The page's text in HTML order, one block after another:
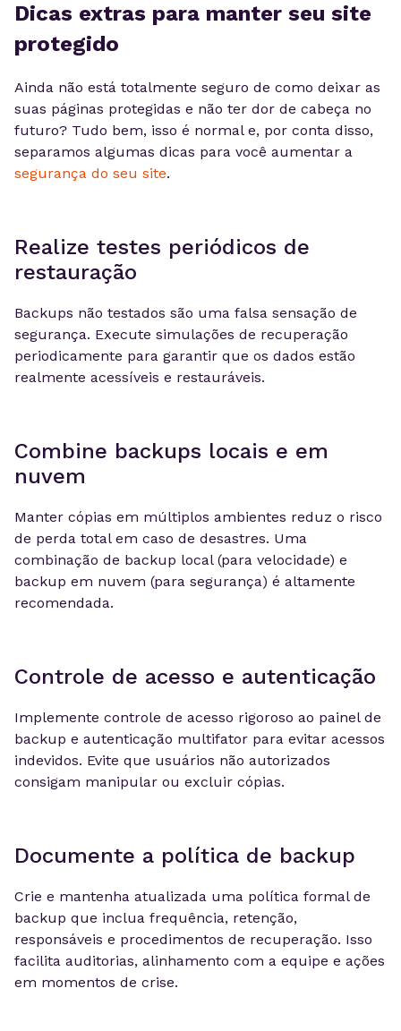
Dicas extras para manter seu site
protegido
Ainda não está totalmente seguro de como deixar as
suas páginas protegidas e não ter dor de cabeça no
futuro? Tudo bem, isso é normal e, por conta disso,
separamos algumas dicas para você aumentar a
segurança do seu site.
Realize testes periódicos de
restauração
Backups não testados são uma falsa sensação de
segurança. Execute simulações de recuperação
periodicamente para garantir que os dados estão
realmente acessíveis e restauráveis.
Combine backups locais e em
nuvem
Manter cópias em múltiplos ambientes reduz o risco
de perda total em caso de desastres. Uma
combinação de backup local (para velocidade) e
backup em nuvem (para segurança) é altamente
recomendada.
Controle de acesso e autenticação
Implemente controle de acesso rigoroso ao painel de
backup e autenticação multifator para evitar acessos
indevidos. Evite que usuários não autorizados
consigam manipular ou excluir cópias.
Documente a política de backup
Crie e mantenha atualizada uma política formal de
backup que inclua frequência, retenção,
responsáveis e procedimentos de recuperação. Isso
facilita auditorias, alinhamento com a equipe e ações
em momentos de crise.